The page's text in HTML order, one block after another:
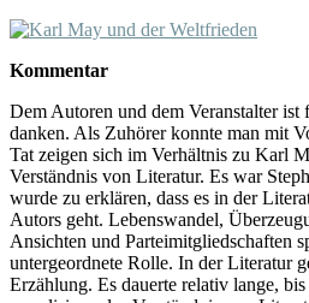
Kommentar
Dem Autoren und dem Veranstalter ist
danken. Als Zuhörer konnte man mit
Tat zeigen sich im Verhältnis zu Karl
Verständnis von Literatur. Es war
wurde zu erklären, dass es in der
Autors geht. Lebenswandel,
Ansichten und Parteimitgliedschaften
untergeordnete Rolle. In der Literatur
Erzählung. Es dauerte relativ lange,